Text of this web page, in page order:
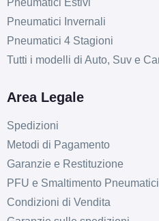
Pneumatici Estivi
Pneumatici Invernali
Pneumatici 4 Stagioni
Tutti i modelli di Auto, Suv e
Area Legale
Spedizioni
Metodi di Pagamento
Garanzie e Restituzione
PFU e Smaltimento Pneumatici
Condizioni di Vendita